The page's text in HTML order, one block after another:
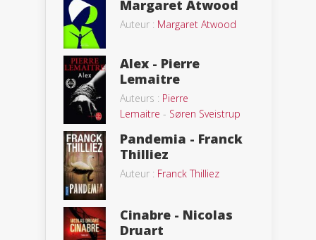
Margaret Atwood
Auteur : Margaret Atwood
Alex - Pierre
Lemaitre
Auteurs : Pierre
Lemaitre - Søren Sveistrup
Pandemia - Franck
Thilliez
Auteur : Franck Thilliez
Cinabre - Nicolas
Druart